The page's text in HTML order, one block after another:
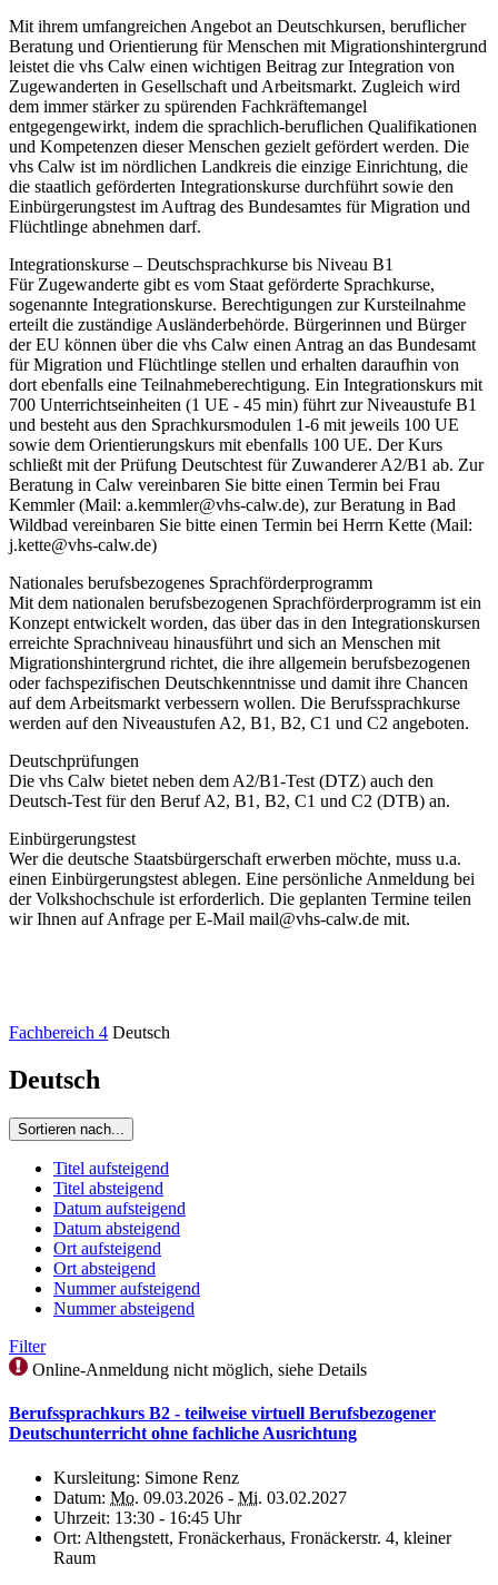
Mit ihrem umfangreichen Angebot an Deutschkursen, beruflicher
Beratung und Orientierung für Menschen mit Migrationshintergrund
leistet die vhs Calw einen wichtigen Beitrag zur Integration von
Zugewanderten in Gesellschaft und Arbeitsmarkt. Zugleich wird
dem immer stärker zu spürenden Fachkräftemangel
entgegengewirkt, indem die sprachlich-beruflichen Qualifikationen
und Kompetenzen dieser Menschen gezielt gefördert werden. Die
vhs Calw ist im nördlichen Landkreis die einzige Einrichtung, die
die staatlich geförderten Integrationskurse durchführt sowie den
Einbürgerungstest im Auftrag des Bundesamtes für Migration und
Flüchtlinge abnehmen darf.
Integrationskurse – Deutschsprachkurse bis Niveau B1
Für Zugewanderte gibt es vom Staat geförderte Sprachkurse,
sogenannte Integrationskurse. Berechtigungen zur Kursteilnahme
erteilt die zuständige Ausländerbehörde. Bürgerinnen und Bürger
der EU können über die vhs Calw einen Antrag an das Bundesamt
für Migration und Flüchtlinge stellen und erhalten daraufhin von
dort ebenfalls eine Teilnahmeberechtigung. Ein Integrationskurs mit
700 Unterrichtseinheiten (1 UE - 45 min) führt zur Niveaustufe B1
und besteht aus den Sprachkursmodulen 1-6 mit jeweils 100 UE
sowie dem Orientierungskurs mit ebenfalls 100 UE. Der Kurs
schließt mit der Prüfung Deutschtest für Zuwanderer A2/B1 ab. Zur
Beratung in Calw vereinbaren Sie bitte einen Termin bei Frau
Kemmler (Mail: a.kemmler@vhs-calw.de), zur Beratung in Bad
Wildbad vereinbaren Sie bitte einen Termin bei Herrn Kette (Mail:
j.kette@vhs-calw.de)
Nationales berufsbezogenes Sprachförderprogramm
Mit dem nationalen berufsbezogenen Sprachförderprogramm ist ein
Konzept entwickelt worden, das über das in den Integrationskursen
erreichte Sprachniveau hinausführt und sich an Menschen mit
Migrationshintergrund richtet, die ihre allgemein berufsbezogenen
oder fachspezifischen Deutschkenntnisse und damit ihre Chancen
auf dem Arbeitsmarkt verbessern wollen. Die Berufssprachkurse
werden auf den Niveaustufen A2, B1, B2, C1 und C2 angeboten.
Deutschprüfungen
Die vhs Calw bietet neben dem A2/B1-Test (DTZ) auch den
Deutsch-Test für den Beruf A2, B1, B2, C1 und C2 (DTB) an.
Einbürgerungstest
Wer die deutsche Staatsbürgerschaft erwerben möchte, muss u.a.
einen Einbürgerungstest ablegen. Eine persönliche Anmeldung bei
der Volkshochschule ist erforderlich. Die geplanten Termine teilen
wir Ihnen auf Anfrage per E-Mail mail@vhs-calw.de mit.
Fachbereich 4 Deutsch
Deutsch
Sortieren nach...
Titel aufsteigend
Titel absteigend
Datum aufsteigend
Datum absteigend
Ort aufsteigend
Ort absteigend
Nummer aufsteigend
Nummer absteigend
Filter
Online-Anmeldung nicht möglich, siehe Details
Berufssprachkurs B2 - teilweise virtuell Berufsbezogener
Deutschunterricht ohne fachliche Ausrichtung
Kursleitung: Simone Renz
Datum: Mo. 09.03.2026 - Mi. 03.02.2027
Uhrzeit: 13:30 - 16:45 Uhr
Ort: Althengstett, Fronäckerhaus, Fronäckerstr. 4, kleiner
Raum